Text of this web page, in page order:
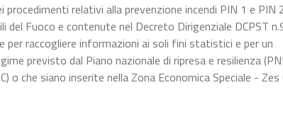
relativi alla prevenzione incendi PIN 1 e PIN
del Fuoco e contenute nel Decreto Dirigenziale DCPST
raccogliere informazioni ai soli fini statistici e per un
previsto dal Piano nazionale di ripresa e resilienza
o che siano inserite nella Zona Economica Speciale - Zes